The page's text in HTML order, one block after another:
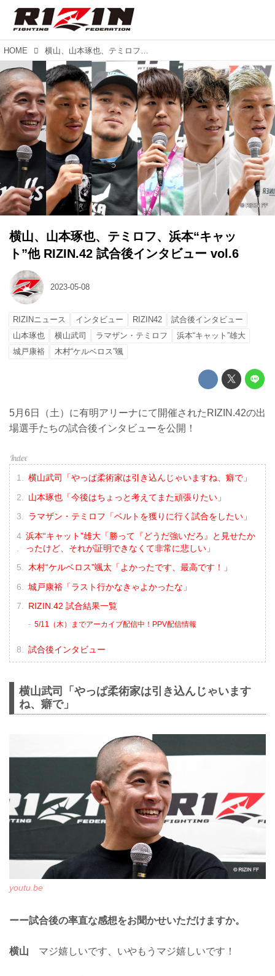
HOME 横山、山本琢也、テミロフ、浜本“キャット”他 RIZIN.42 試合後インタビュー vol.6
横山、山本琢也、テミロフ、浜本“キャッ
ト”他 RIZIN.42 試合後インタビュー vol.6
2023-05-08
RIZINニュース インタビュー RIZIN42
試合後インタビュー
山本琢也
横山武司 ラマザン・テミロフ
浜本“キャット”雄大
城戸康裕
木村“ケルベロス”颯
5月6日（土）に有明アリーナにて開催されたRIZIN.42の出
場選手たちの試合後インタビューを公開！
横山武司「やっぱ柔術家は引き込んじゃいますね、癖で」
山本琢也「今後はちょっと考えてまた頑張りたい」
ラマザン・テミロフ「ベルトを獲りに行く試合をしたい」
浜本“キャット”雄大「勝って『どうだ強いだろ』と見せたか
ったけど、それが証明できなくて非常に悲しい」
木村“ケルベロス”颯太「よかったです、最高です！」
城戸康裕「ラスト行かなきゃよかったな」
RIZIN.42 試合結果一覧
5/11（木）までアーカイブ配信中！PPV配信情報
試合後インタビュー
横山武司「やっぱ柔術家は引き込んじゃいます
ね、癖で」
youtu.be
ーー試合後の率直な感想をお聞かせいただけますか。
横山 マジ嬉しいです、いやもうマジ嬉しいです！